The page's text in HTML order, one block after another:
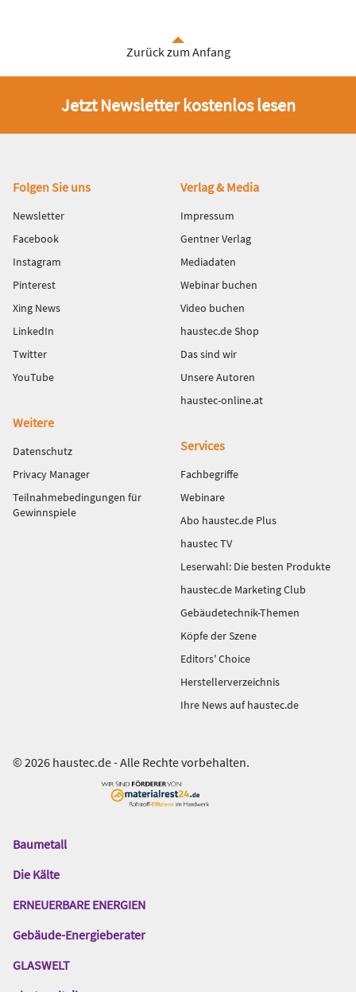
Zurück zum Anfang
Jetzt Newsletter kostenlos lesen
Fußbereich
Folgen Sie uns
Newsletter
Facebook
Instagram
Pinterest
Xing News
LinkedIn
Twitter
YouTube
Verlag & Media
Impressum
Gentner Verlag
Mediadaten
Webinar buchen
Video buchen
haustec.de Shop
Das sind wir
Unsere Autoren
haustec-online.at
Weitere
Datenschutz
Privacy Manager
Teilnahmebedingungen für
Gewinnspiele
Services
Fachbegriffe
Webinare
Abo haustec.de Plus
haustec TV
Leserwahl: Die besten Produkte
haustec.de Marketing Club
Gebäudetechnik-Themen
Köpfe der Szene
Editors' Choice
Herstellerverzeichnis
Ihre News auf haustec.de
© 2026 haustec.de - Alle Rechte vorbehalten.
Das
Gentner
Baumetall
Die Kälte
ERNEUERBARE ENERGIEN
Gebäude-Energieberater
GLASWELT